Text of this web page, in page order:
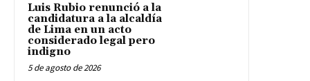
Luis Rubio renunció a la
candidatura a la alcaldía
de Lima en un acto
considerado legal pero
indigno
5 de agosto de 2026